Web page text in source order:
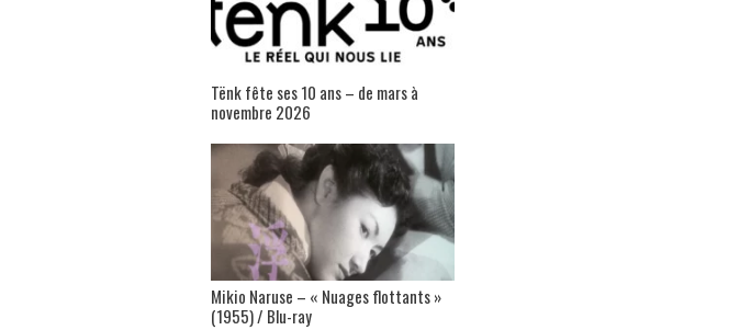
Tënk fête ses 10 ans – de mars à
novembre 2026
Mikio Naruse – « Nuages flottants »
(1955) / Blu-ray